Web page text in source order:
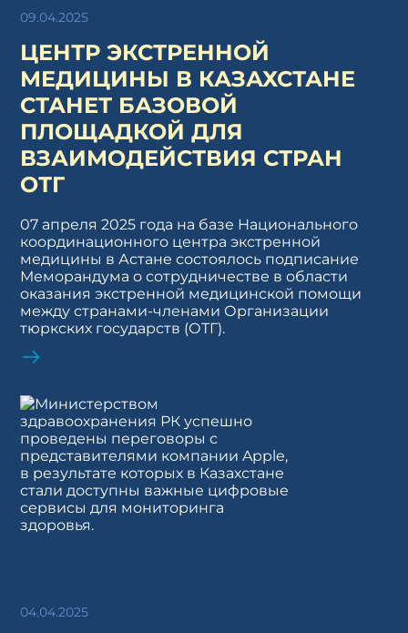
09.04.2025
ЦЕНТР ЭКСТРЕННОЙ
МЕДИЦИНЫ В КАЗАХСТАНЕ
СТАНЕТ БАЗОВОЙ
ПЛОЩАДКОЙ ДЛЯ
ВЗАИМОДЕЙСТВИЯ СТРАН
ОТГ
07 апреля 2025 года на базе Национального
координационного центра экстренной
медицины в Астане состоялось подписание
Меморандума о сотрудничестве в области
оказания экстренной медицинской помощи
между странами-членами Организации
тюркских государств (ОТГ).
04.04.2025